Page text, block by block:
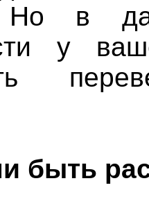
Но в
у
быть